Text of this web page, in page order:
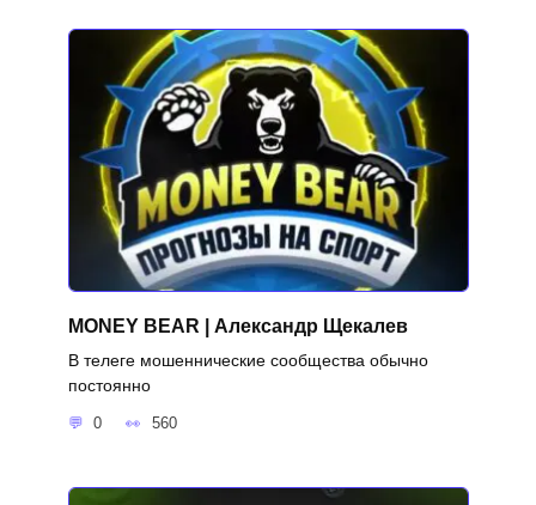
MONEY BEAR | Александр Щекалев
В телеге мошеннические сообщества обычно
постоянно
0 560